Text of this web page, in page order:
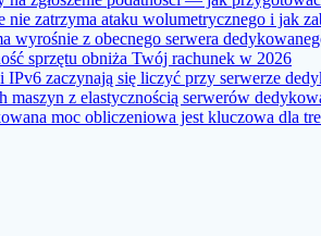
zatrzyma ataku wolumetrycznego i jak
z obecnego serwera
sprzętu obniża Twój rachunek w 2026
zaczynają się liczyć przy serwerze
z elastycznością serwerów
moc obliczeniowa jest kluczowa dla